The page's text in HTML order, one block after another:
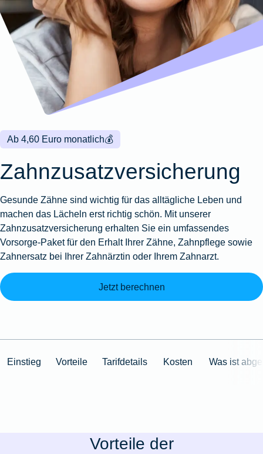
Wohnungsschutzbrief
Zur
Produktübersicht
Gewässerschadenhaftpflicht
Zur
Produktübersicht
Zur
Produktübersicht
Reisehaftpflichtversicherung
Reiserücktrittsversicherung
Zur
Produktübersicht
Zur
Produktübersicht
Zur
Produktübersicht
Zur
Produktübersicht
Montageversicherung
Zur
Produktübersicht
Gruppenunfall für
Betriebe
Gruppenunfall für
Vereine
Produktübersicht
Kunstversicherung
Ausstellungsversicherung
Valorenversicherung
Oldtimersammlungsversicherung
Zur
💰
Ab 4,60 Euro monatlich
Zahnzusatzversicherung
Gesunde Zähne sind wichtig für das alltägliche Leben und
machen das Lächeln erst richtig schön. Mit unserer
Zahnzusatzversicherung erhalten Sie ein umfassendes
Vorsorge-Paket für den Erhalt Ihrer Zähne, Zahnpflege sowie
Zahnersatz bei Ihrer Zahnärztin oder Ihrem Zahnarzt.
Jetzt berechnen
Einstieg Vorteile Tarifdetails Kosten Was ist
Vorteile der